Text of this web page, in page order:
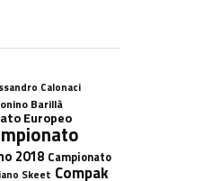
Calonaci
Barillà
Europeo
2018 Campionato
Skeet Compak